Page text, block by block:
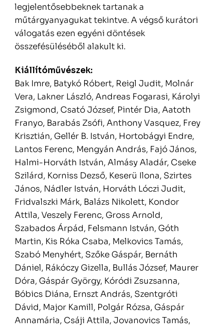
legjelentősebbeknek tartanak a
műtárgyanyagukat tekintve. A végső kurátori
válogatás ezen egyéni döntések
összefésüléséből alakult ki.
Kiállítóművészek:
Bak Imre, Batykó Róbert, Reigl Judit, Molnár
Vera, Lakner László, Andreas Fogarasi, Károlyi
Zsigmond, Csató József, Pintér Dia, Aatoth
Franyo, Barabás Zsófi, Anthony Vasquez, Frey
Krisztián, Gellér B. István, Hortobágyi Endre,
Lantos Ferenc, Mengyán András, Fajó János,
Halmi-Horváth István, Almásy Aladár, Cseke
Szilárd, Korniss Dezső, Keserü Ilona, Szirtes
János, Nádler István, Horváth Lóczi Judit,
Fridvalszki Márk, Balázs Nikolett, Kondor
Attila, Veszely Ferenc, Gross Arnold,
Szabados Árpád, Felsmann István, Góth
Martin, Kis Róka Csaba, Melkovics Tamás,
Szabó Menyhért, Szőke Gáspár, Bernáth
Dániel, Rákóczy Gizella, Bullás József, Maurer
Dóra, Gáspár György, Kóródi Zsuzsanna,
Bóbics Diána, Ernszt András, Szentgróti
Dávid, Major Kamill, Polgár Rózsa, Gáspár
Annamária, Csáji Attila, Jovanovics Tamás,